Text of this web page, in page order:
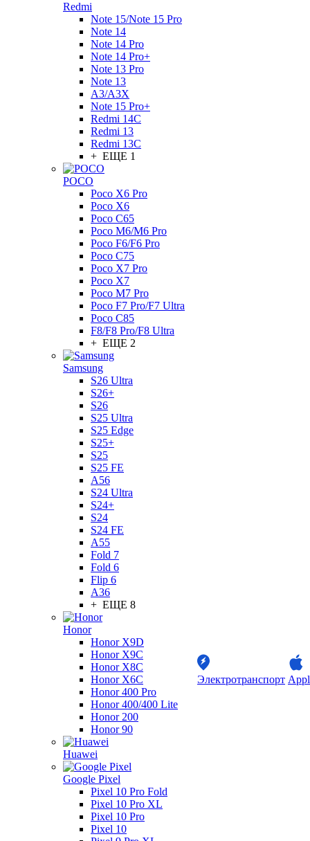
Redmi
Note 15/Note 15 Pro
Note 14
Note 14 Pro
Note 14 Pro+
Note 13 Pro
Note 13
A3/A3X
Note 15 Pro+
Redmi 14C
Redmi 13
Redmi 13C
+ ЕЩЕ 1
POCO
Poco X6 Pro
Poco X6
Poco C65
Poco M6/M6 Pro
Poco F6/F6 Pro
Poco C75
Poco X7 Pro
Poco X7
Poco M7 Pro
Poco F7 Pro/F7 Ultra
Poco C85
F8/F8 Pro/F8 Ultra
+ ЕЩЕ 2
Samsung
S26 Ultra
S26+
S26
S25 Ultra
S25 Edge
S25+
S25
S25 FE
A56
S24 Ultra
S24+
S24
S24 FE
A55
Fold 7
Fold 6
Flip 6
A36
+ ЕЩЕ 8
Honor
Honor X9D
Honor X9C
Honor X8C
Honor X6C
Honor 400 Pro
Honor 400/400 Lite
Honor 200
Honor 90
Huawei
Google Pixel
Pixel 10 Pro Fold
Pixel 10 Pro XL
Pixel 10 Pro
Pixel 10
Электротранспорт